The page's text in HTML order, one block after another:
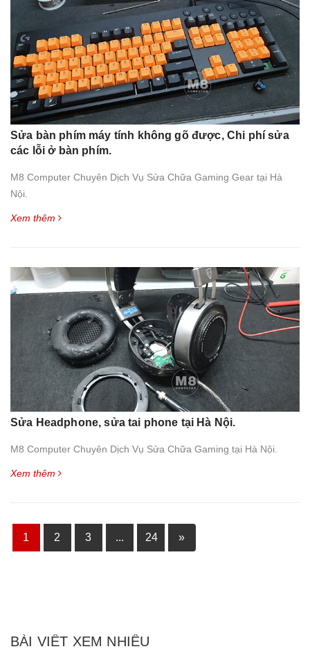
Sửa bàn phím máy tính không gõ được, Chi phí sửa
các lỗi ở bàn phím.
M8 Computer Chuyên Dịch Vụ Sửa Chữa Gaming Gear tại Hà
Nội.
Xem thêm
Sửa Headphone, sửa tai phone tại Hà Nội.
M8 Computer Chuyên Dịch Vụ Sửa Chữa Gaming tại Hà Nội.
Xem thêm
1 2 3 ... 24 »
BÀI VIẾT XEM NHIỀU